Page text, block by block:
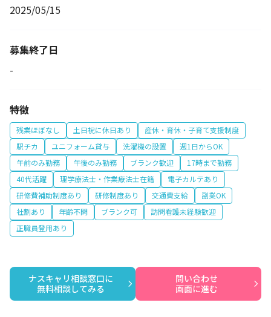
2025/05/15
募集終了日
-
特徴
残業ほぼなし 土日祝に休日あり
産休・育休・子育て支援制度
駅チカ
ユニフォーム貸与 洗濯機の設置
週1日からOK
午前のみ勤務
午後のみ勤務 ブランク歓迎
17時まで勤務
40代活躍
理学療法士・作業療法士在籍
電子カルテあり
研修費補助制度あり
研修制度あり 交通費支給
副業OK
社割あり
年齢不問 ブランク可
訪問看護未経験歓迎
正職員登用あり
ナスキャリ相談窓口に
無料相談してみる
問い合わせ
画面に進む